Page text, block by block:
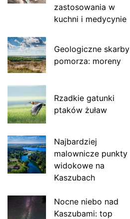
zastosowania w
kuchni i medycynie
Geologiczne skarby
pomorza: moreny
Rzadkie gatunki
ptaków żuław
Najbardziej
malownicze punkty
widokowe na
Kaszubach
Nocne niebo nad
Kaszubami: top